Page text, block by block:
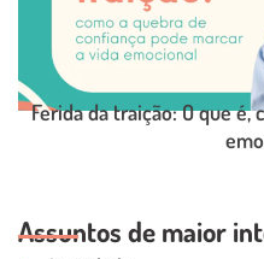
Ferida da traição: O que
Assuntos de maior